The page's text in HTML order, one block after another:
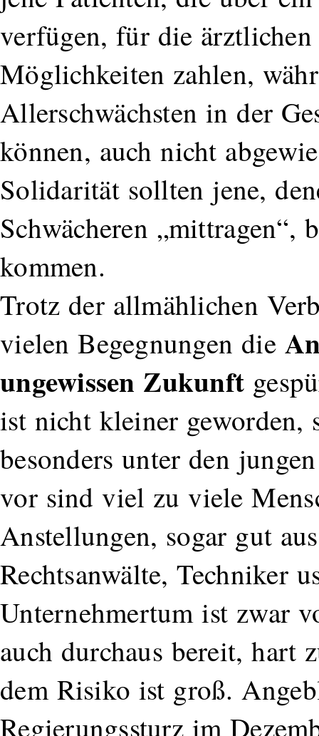
verfügen, für die
Möglichkeiten zahlen,
Allerschwächsten in der
können, auch nicht
Solidarität sollten jene,
Schwächeren
kommen.
Trotz der allmählichen
vielen Begegnungen die
ungewissen Zukunft
ist nicht kleiner geworden,
besonders unter den
vor sind viel zu viele
Anstellungen, sogar gut
Rechtsanwälte, Techniker
Unternehmertum ist zwar
auch durchaus bereit, hart
dem Risiko ist groß.
Regierungssturz im